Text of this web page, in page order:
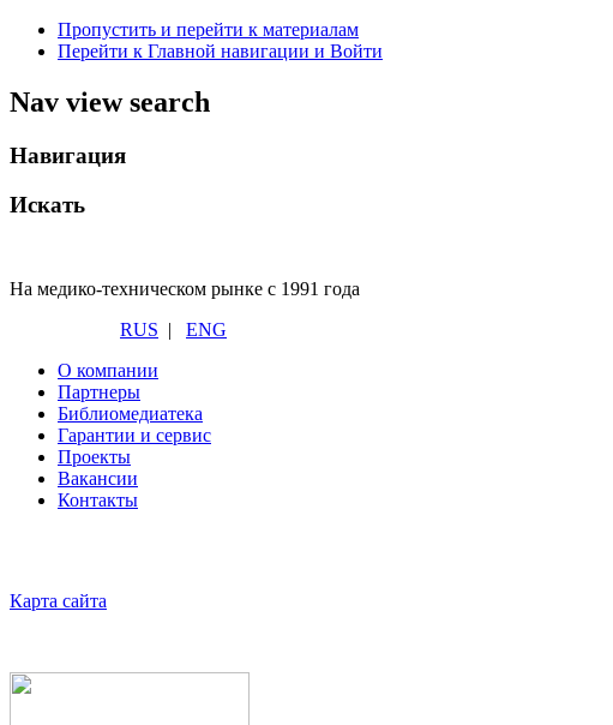
Пропустить и перейти к материалам
Перейти к Главной навигации и Войти
Nav view search
Навигация
Искать
На медико-техническом рынке с 1991 года
RUS | ENG
О компании
Партнеры
Библиомедиатека
Гарантии и сервис
Проекты
Вакансии
Контакты
Карта сайта